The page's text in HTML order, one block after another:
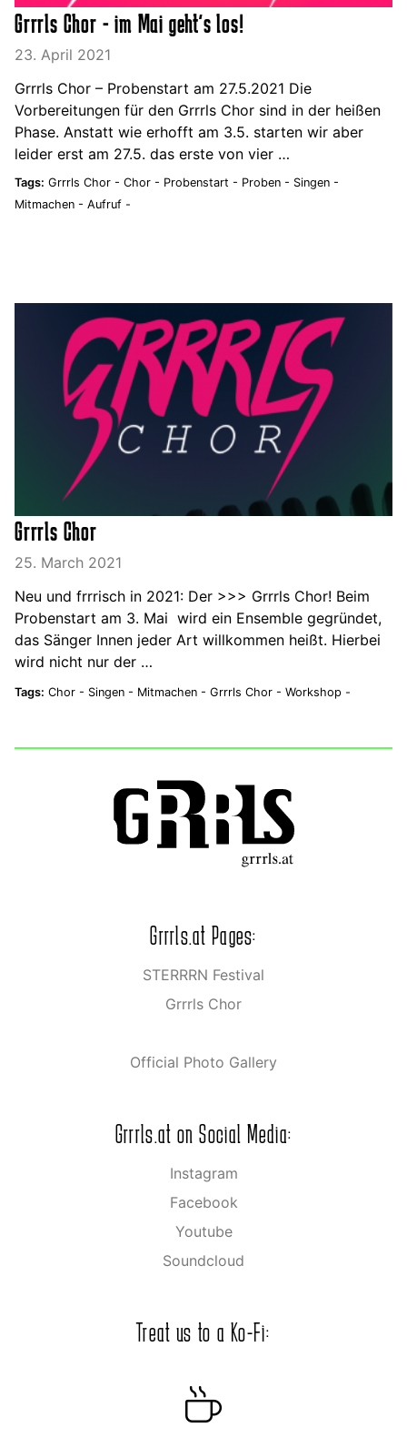
Grrrls Chor - im Mai geht's los!
23. April 2021
Grrrls Chor – Probenstart am 27.5.2021 Die
Vorbereitungen für den Grrrls Chor sind in der heißen
Phase. Anstatt wie erhofft am 3.5. starten wir aber
leider erst am 27.5. das erste von vier …
Tags: Grrrls Chor - Chor - Probenstart - Proben - Singen -
Mitmachen - Aufruf -
Grrrls Chor
25. March 2021
Neu und frrrisch in 2021: Der >>> Grrrls Chor! Beim
Probenstart am 3. Mai wird ein Ensemble gegründet,
das Sänger Innen jeder Art willkommen heißt. Hierbei
wird nicht nur der …
Tags: Chor - Singen - Mitmachen - Grrrls Chor - Workshop -
Grrrls.at Pages:
STERRRN Festival
Grrrls Chor
Official Photo Gallery
Grrrls.at on Social Media:
Instagram
Facebook
Youtube
Soundcloud
Treat us to a Ko-Fi: